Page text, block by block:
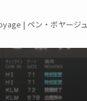
| ペン・ボヤージュ